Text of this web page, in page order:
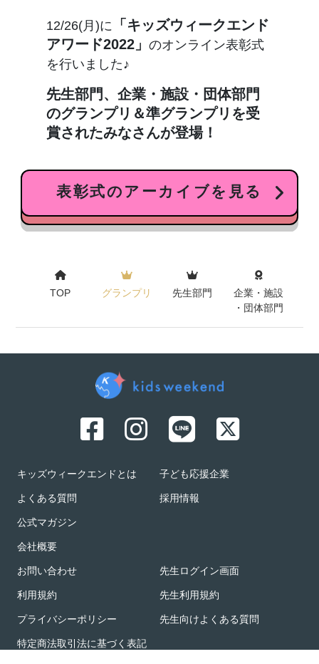
12/26(月)に 「キッズウィークエンド
アワード2022」 のオンライン表彰式
を行いました♪
先生部門、企業・施設・団体部門
のグランプリ＆準グランプリを受
賞されたみなさんが登場！
表彰式のアーカイブを見る
TOP グランプリ 先生部門
企業・施設
・団体部門
キッズウィークエンドとは
よくある質問
公式マガジン
会社概要
子ども応援企業
採用情報
お問い合わせ
利用規約
プライバシーポリシー
特定商法取引法に基づく表記
先生ログイン画面
先生利用規約
先生向けよくある質問